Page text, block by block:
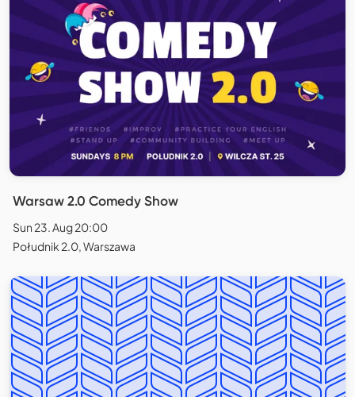
Warsaw 2.0 Comedy Show
Sun 23. Aug 20:00
Południk 2.0, Warszawa